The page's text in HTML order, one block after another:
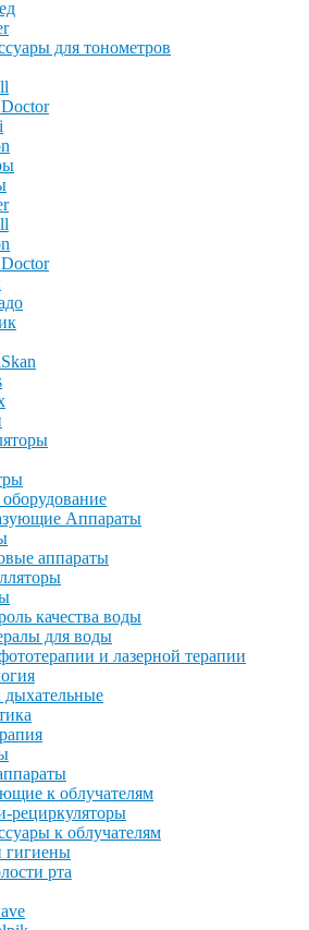
для тонометров
Аппараты
аппараты
качества воды
для воды
и лазерной терапии
к облучателям
рециркуляторы
к облучателям
гигиены
рта